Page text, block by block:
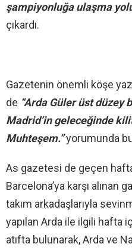
şampiyonluğa ulaşma
çıkardı.
Gazetenin önemli köşe
de “Arda Güler üst düzey
Madrid’in geleceğinde
Muhteşem.”yorumunda
As gazetesi de geçen
Barcelona’ya karşı alınan
takım arkadaşlarıyla
yapılan Arda ile ilgili hafta
atıfta bulunarak, Arda ve